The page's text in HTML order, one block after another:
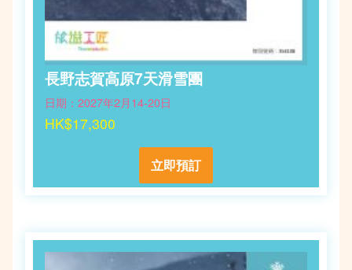
長野志賀高原7天滑雪團
日期：2027年2月14-20日
HK$17,300
立即預訂